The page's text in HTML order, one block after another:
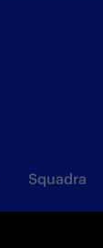
Squadra